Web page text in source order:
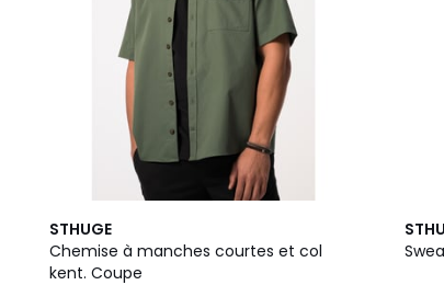
STHUGE
Chemise à manches courtes et col
kent. Coupe